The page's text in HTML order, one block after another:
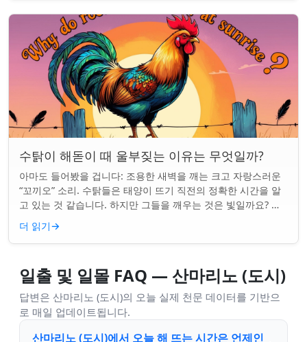
수탉이 해돋이 때 울부짖는 이유는 무엇일까?
아마도 들어봤을 겁니다: 조용한 새벽을 깨는 크고 자랑스러운
“꼬끼오” 소리. 수탉들은 태양이 뜨기 직전의 정확한 시간을 알
고 있는 것 같습니다. 하지만 그들을 깨우는 것은 빛일까요? 아
니면 더 깊은 무언가일까요? ...
더 읽기→
일출 및 일몰 FAQ — 산마리노 (도시)
답변은 산마리노 (도시)의 오늘 실제 천문 데이터를 기반으
로 매일 업데이트됩니다.
산마리노 (도시)에서 오늘 해 뜨는 시간은 언제인